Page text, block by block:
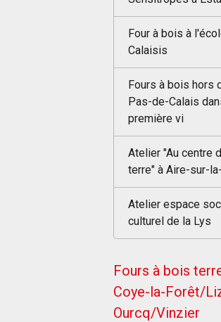
Four à bois à
Calaisis
Fours à bois hors
Pas-de-Calais
première vi
Atelier "Au centre
terre" à Aire-sur-
Atelier espace
culturel de la Lys
Fours à bois
Coye-la-Forêt/
Ourcq/Vinzier